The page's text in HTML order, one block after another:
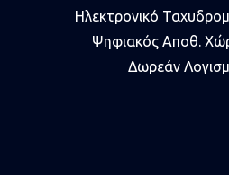
Ηλεκτρονικό
Ψηφιακός Αποθ.
Δωρεάν